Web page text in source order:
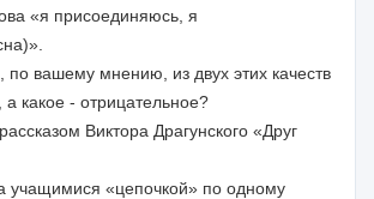
«я присоединяюсь, я
по вашему мнению, из двух этих качеств
какое - отрицательное?
Виктора Драгунского «Друг
учащимися «цепочкой» по одному